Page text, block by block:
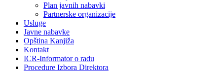
Plan javnih nabavki
Partnerske organizacije
Usluge
Javne nabavke
Opština Kanjiža
Kontakt
ICR-Informator o radu
Procedure Izbora Direktora